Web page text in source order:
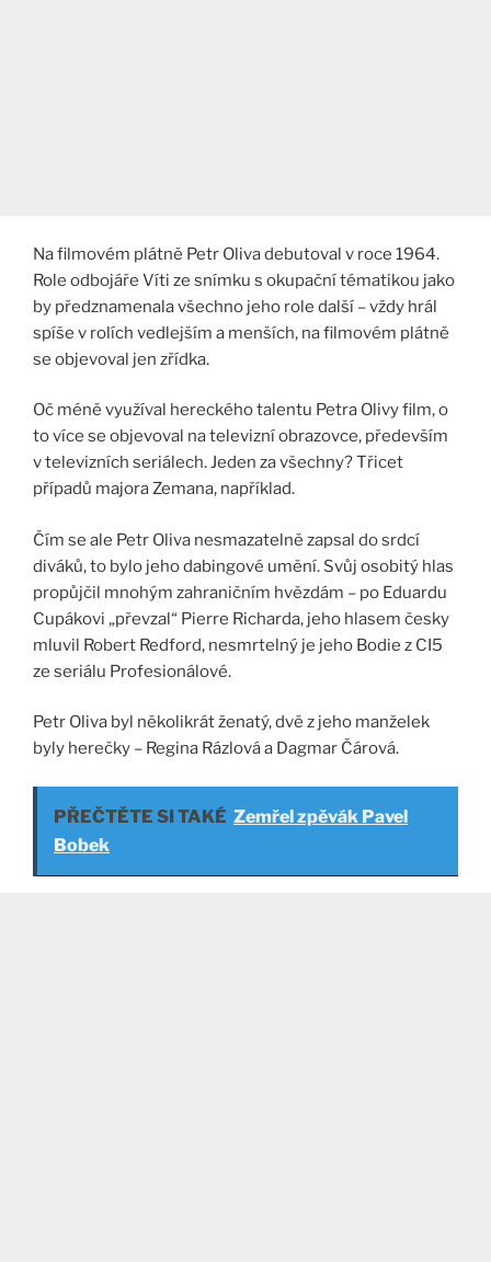
Na filmovém plátně Petr Oliva debutoval v roce 1964.
Role odbojáře Víti ze snímku s okupační tématikou jako
by předznamenala všechno jeho role další – vždy hrál
spíše v rolích vedlejším a menších, na filmovém plátně
se objevoval jen zřídka.
Oč méně využíval hereckého talentu Petra Olivy film, o
to více se objevoval na televizní obrazovce, především
v televizních seriálech. Jeden za všechny? Třicet
případů majora Zemana, například.
Čím se ale Petr Oliva nesmazatelně zapsal do srdcí
diváků, to bylo jeho dabingové umění. Svůj osobitý hlas
propůjčil mnohým zahraničním hvězdám – po Eduardu
Cupákovi „převzal“ Pierre Richarda, jeho hlasem česky
mluvil Robert Redford, nesmrtelný je jeho Bodie z CI5
ze seriálu Profesionálové.
Petr Oliva byl několikrát ženatý, dvě z jeho manželek
byly herečky – Regina Rázlová a Dagmar Čárová.
PŘEČTĚTE SI TAKÉ Zemřel zpěvák Pavel
Bobek